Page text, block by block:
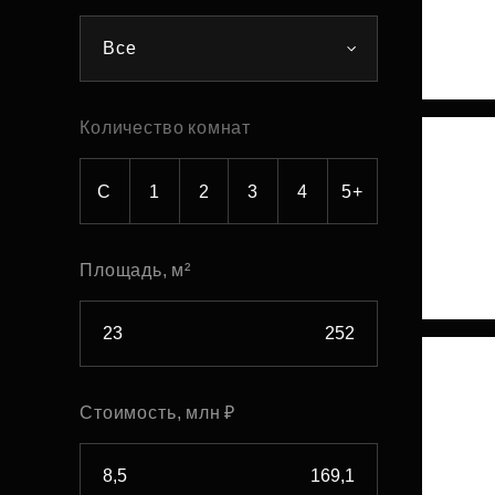
Все
Количество комнат
С 1 2 3 4 5+
Площадь, м²
Стоимость, млн ₽